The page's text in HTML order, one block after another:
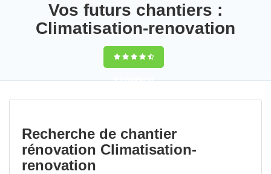
Vos futurs chantiers :
Climatisation-renovation
9,5(100%)98
votes
Recherche de chantier
rénovation Climatisation-
renovation